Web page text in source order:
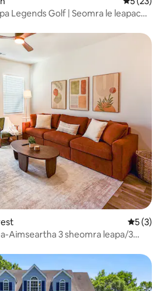
Legends Golf | Seomra le leapacha
5 (3)
Aimseartha 3 sheomra leapa/3